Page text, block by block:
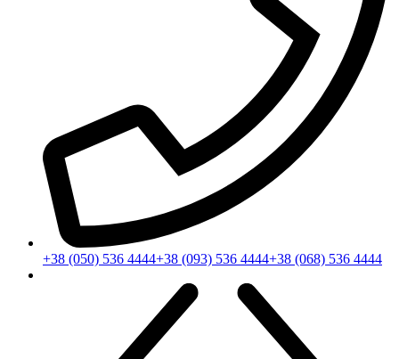
+38 (050) 536 4444+38 (093) 536 4444+38 (068) 536 4444